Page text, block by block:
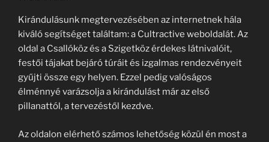
Kirándulásunk megtervezésében az internetnek hála
kiváló segítséget találtam: a Cultractive weboldalát. Az
oldal a Csallóköz és a Szigetköz érdekes látnivalóit,
festői tájakat bejáró túráit és izgalmas rendezvényeit
gyűjti össze egy helyen. Ezzel pedig valóságos
élménnyé varázsolja a kirándulást már az első
pillanattól, a tervezéstől kezdve.
Az oldalon elérhető számos lehetőség közül én most a